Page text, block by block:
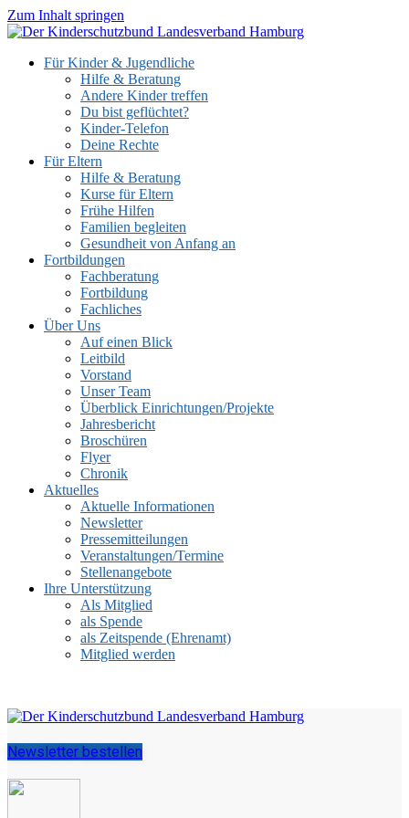
Zum Inhalt springen
Für Kinder & Jugendliche
Hilfe & Beratung
Andere Kinder treffen
Du bist geflüchtet?
Kinder-Telefon
Deine Rechte
Für Eltern
Hilfe & Beratung
Kurse für Eltern
Frühe Hilfen
Familien begleiten
Gesundheit von Anfang an
Fortbildungen
Fachberatung
Fortbildung
Fachliches
Über Uns
Auf einen Blick
Leitbild
Vorstand
Unser Team
Überblick Einrichtungen/Projekte
Jahresbericht
Broschüren
Flyer
Chronik
Aktuelles
Aktuelle Informationen
Newsletter
Pressemitteilungen
Veranstaltungen/Termine
Stellenangebote
Ihre Unterstützung
Als Mitglied
als Spende
als Zeitspende (Ehrenamt)
Mitglied werden
Newsletter bestellen